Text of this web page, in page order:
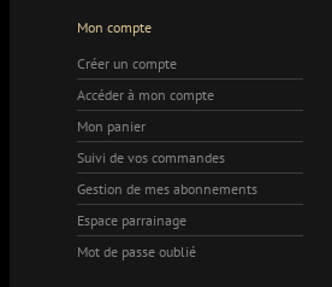
Mon compte
Créer un compte
Accéder à mon compte
Mon panier
Suivi de vos commandes
Gestion de mes abonnements
Espace parrainage
Mot de passe oublié